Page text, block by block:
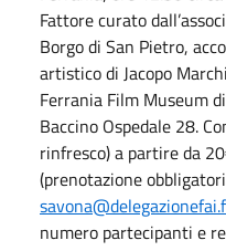
Fattore curato
Borgo di San Pietro,
artistico di Jacopo
Ferrania Film Museum
Baccino Ospedale 28.
rinfresco) a partire da
(prenotazione
numero partecipanti e